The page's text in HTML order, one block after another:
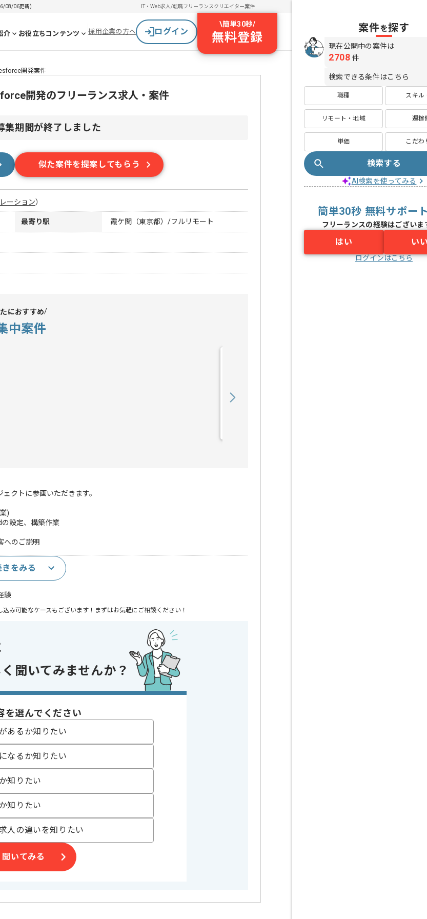
08/06更新) IT・Web求人/転職フリーランスクリエイター案件
介 お役立ちコンテンツ 採用企業の方へ ログイン
\簡単30秒/
無料登録
開発案件
開発のフリーランス求人・案件
集期間が終了しました
似た案件を提案してもらう
ーション）
最寄り駅 霞ケ関（東京都）/フルリモート
におすすめ
中案件
クトに参画いただきます。
)
の設定、構築作業
のご説明
験
み可能なケースもございます！まずはお気軽にご相談ください！
ており
きをみる
聞いてみませんか？
を選んでください
あるか知りたい
なるか知りたい
知りたい
知りたい
人の違いを知りたい
いてみる
案件を探す
現在公開中の案件は
2708 件
検索できる条件はこちら
職種 スキル
リモート・地域 週稼
単価 こだわ
検索する
AI検索を使ってみる
簡単30秒 無料サポー
フリーランスの経験はございま
はい い
ログインはこちら